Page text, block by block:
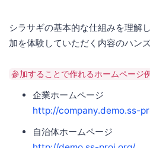
シラサギの基本的な仕組みを理解
加を体験していただく内容のハンズ
参加することで作れるホームページ例
企業ホームページ
http://company.demo.ss-
自治体ホームページ